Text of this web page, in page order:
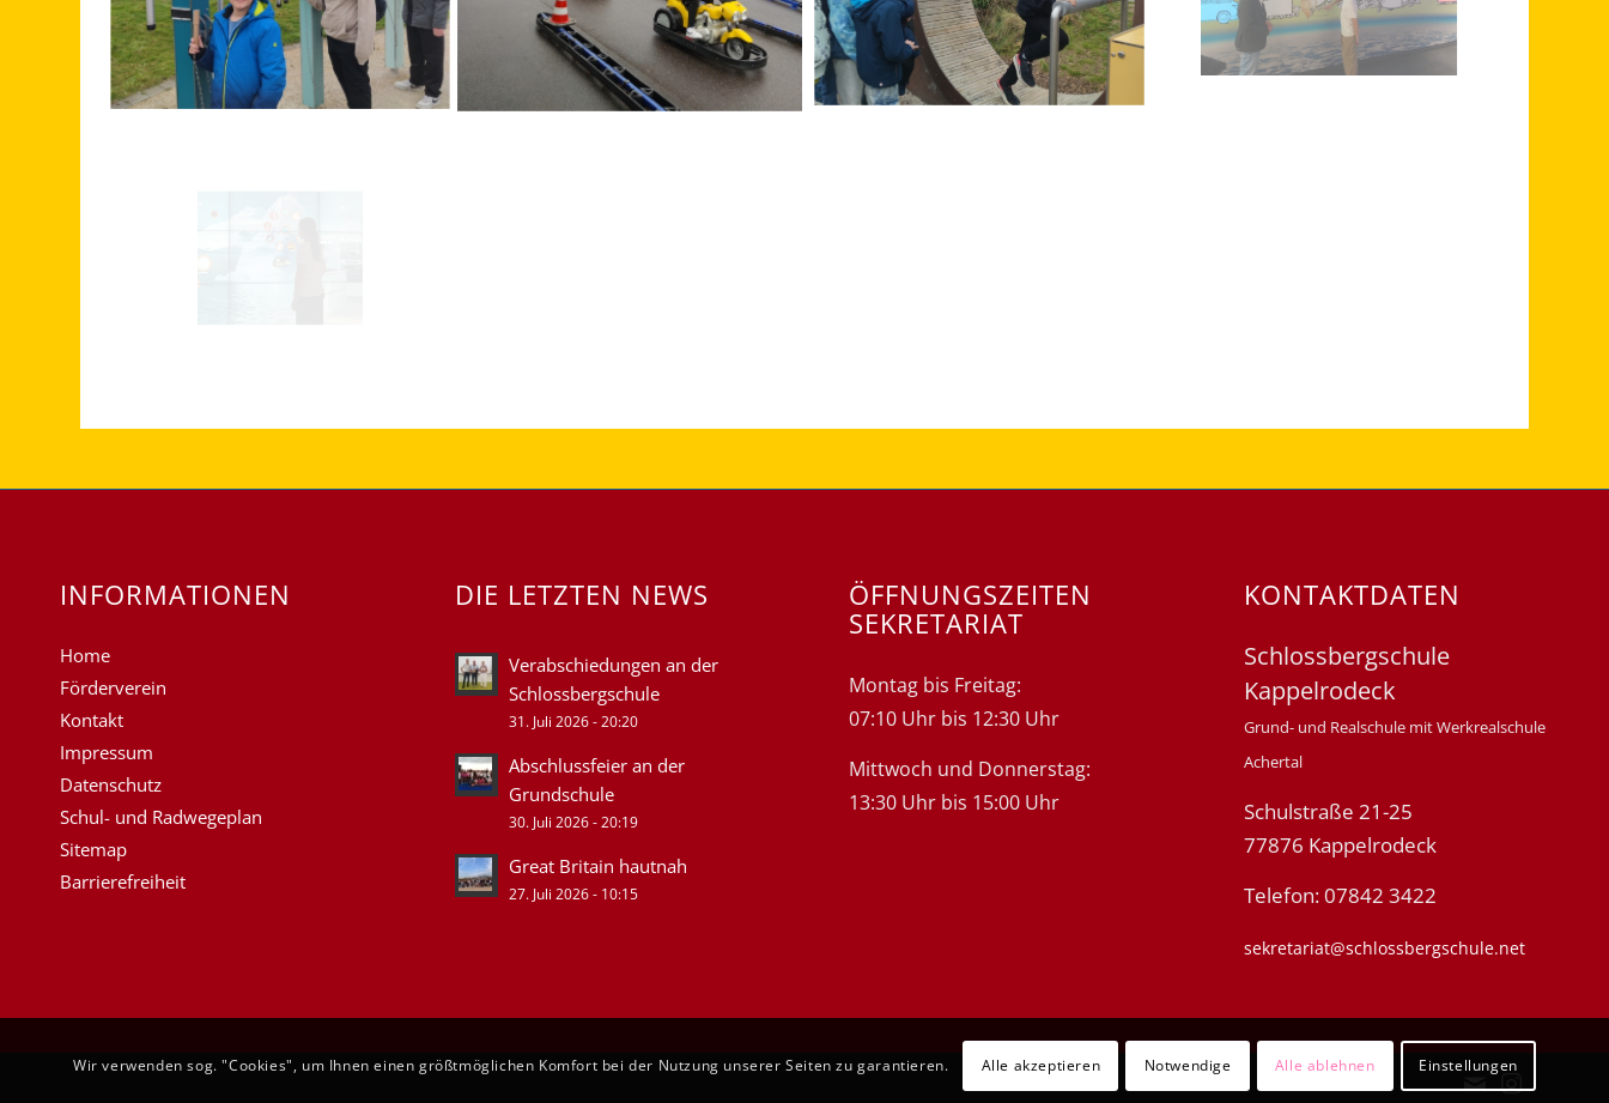
INFORMATIONEN
Home
Förderverein
Kontakt
Impressum
Datenschutz
Schul- und Radwegeplan
Sitemap
Barrierefreiheit
DIE LETZTEN NEWS
Verabschiedungen an der
Schlossbergschule
31. Juli 2026 - 20:20
Abschlussfeier an der
Grundschule
30. Juli 2026 - 20:19
Great Britain hautnah
27. Juli 2026 - 10:15
ÖFFNUNGSZEITEN
SEKRETARIAT
Montag bis Freitag:
07:10 Uhr bis 12:30 Uhr
Mittwoch und Donnerstag:
13:30 Uhr bis 15:00 Uhr
KONTAKTDATEN
Schlossbergschule
Kappelrodeck
Grund- und Realschule mit Werkrealschule
Achertal
Schulstraße 21-25
77876 Kappelrodeck
Telefon: 07842 3422
sekretariat@schlossbergschule.net
Wir verwenden sog. "Cookies", um Ihnen einen größtmöglichen Komfort bei der Nutzung unserer Seiten zu garantieren. Alle akzeptieren Notwendige Alle ablehnen Einstellungen